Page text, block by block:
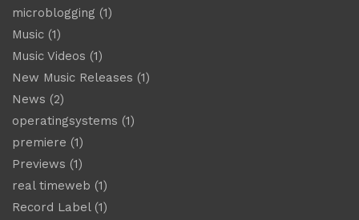
microblogging (1)
Music (1)
Music Videos (1)
New Music Releases (1)
News (2)
operatingsystems (1)
premiere (1)
Previews (1)
real timeweb (1)
Record Label(1)